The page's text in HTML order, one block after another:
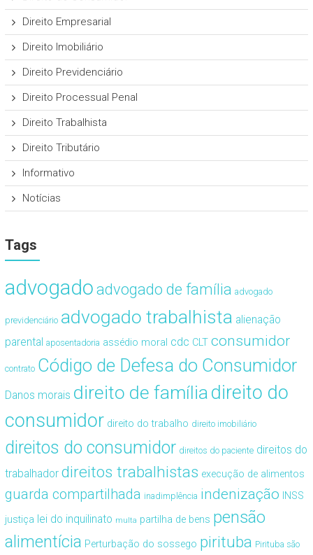
Direito Empresarial
Direito Imobiliário
Direito Previdenciário
Direito Processual Penal
Direito Trabalhista
Direito Tributário
Informativo
Notícias
Tags
advogado advogado de família advogado
previdenciário advogado trabalhista alienação
parental aposentadoria assédio moral cdc CLT consumidor
contrato Código de Defesa do Consumidor
Danos morais direito de famíliadireito do
consumidor direito do trabalho direito imobiliário
direitos do consumidor direitos do paciente direitos do
trabalhador direitos trabalhistas execução de alimentos
guarda compartilhada inadimplência indenização INSS
justiça lei do inquilinato multa partilha de bens pensão
alimentícia Perturbação do sossego pirituba Pirituba são